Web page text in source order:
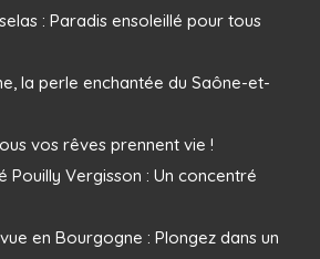
: Paradis ensoleillé pour tous
la perle enchantée du Saône-et-
vos rêves prennent vie !
Pouilly Vergisson : Un concentré
en Bourgogne : Plongez dans un